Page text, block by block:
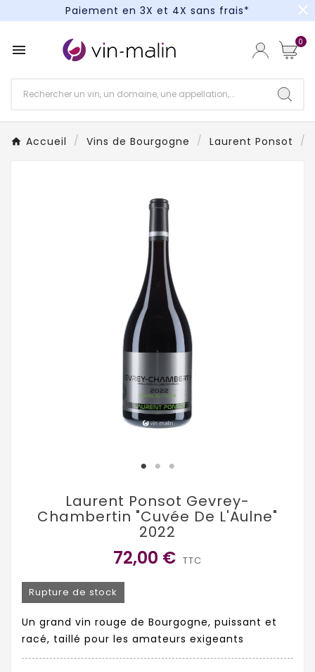
Paiement en 3X et 4X sans frais*
Paiement en 3X et 4X sans frais*
close
 0
Accueil Vins de Bourgogne Laurent Ponsot
Laurent Ponsot Gevrey-
Chambertin "Cuvée De L'Aulne"
2022
72,00 € TTC
Rupture de stock
Un grand vin rouge de Bourgogne, puissant et
racé, taillé pour les amateurs exigeants